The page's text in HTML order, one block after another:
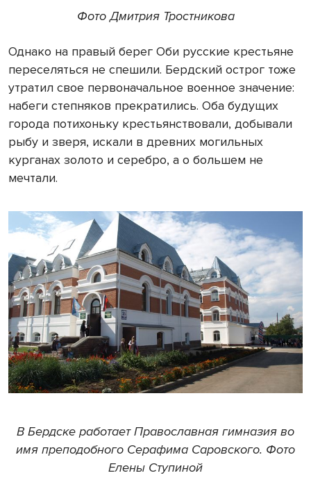
Фото Дмитрия Тростникова
Однако на правый берег Оби русские крестьяне
переселяться не спешили. Бердский острог тоже
утратил свое первоначальное военное значение:
набеги степняков прекратились. Оба будущих
города потихоньку крестьянствовали, добывали
рыбу и зверя, искали в древних могильных
курганах золото и серебро, а о большем не
мечтали.
В Бердске работает Православная гимназия во
имя преподобного Серафима Саровского. Фото
Елены Ступиной